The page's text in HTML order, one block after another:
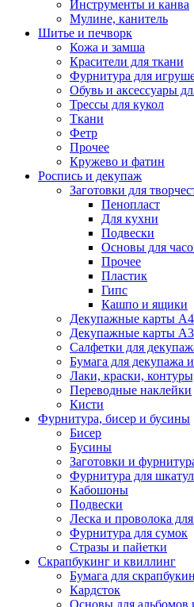
Инструменты и канва
Мулине, канитель
Шитье и печворк
Кожа и замша
Красители для ткани
Фурнитура для
Обувь и аксессуары
Трессы для кукол
Ткани
Фетр
Прочее
Кружево и фатин
Роспись и декупаж
Заготовки для
Пенопласт
Для кухни
Подвески
Основы для
Прочее
Пластик
Гипс
Кашпо и ящики
Декупажные карты А4
Декупажные карты А3
Салфетки для
Бумага для декупажа
Лаки, краски,
Переводные наклейки
Кисти
Фурнитура, бисер и бусины
Бисер
Бусины
Заготовки и
Фурнитура для
Кабошоны
Подвески
Леска и проволока
Фурнитура для сумок
Стразы и пайетки
Скрапбукинг и квиллинг
Бумага для
Кардсток
Основы для альбомов